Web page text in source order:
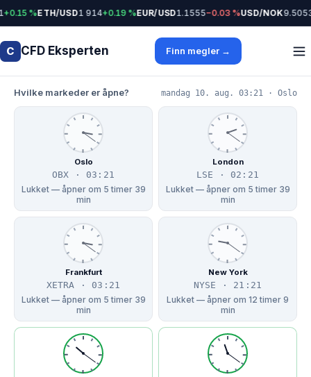
+0.15 %ETH/USD1 914+0.19 %EUR/USD1.1555−0.03 %USD/NOK9.5053
C CFD Eksperten Finn megler →
Hvilke markeder er åpne? mandag 10. aug. 03:21 · Oslo
Oslo
OBX · 03:21
Lukket — åpner om 5 timer 39
min
London
LSE · 02:21
Lukket — åpner om 5 timer 39
min
Frankfurt
XETRA · 03:21
Lukket — åpner om 5 timer 39
min
New York
NYSE · 21:21
Lukket — åpner om 12 timer 9
min